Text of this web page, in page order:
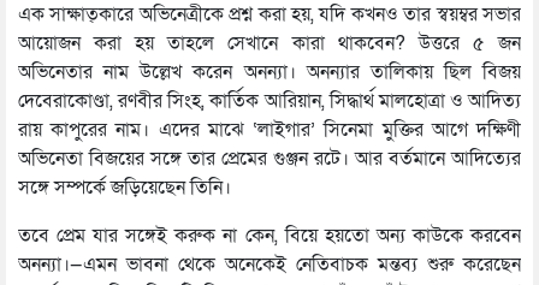
এক সাক্ষাত্কারে অভিনেত্রীকে প্রশ্ন করা হয়, যদি কখনও তার স্বয়ম্বর সভার
আয়োজন করা হয় তাহলে সেখানে কারা থাকবেন? উত্তরে ৫ জন
অভিনেতার নাম উল্লেখ করেন অনন্যা। অনন্যার তালিকায় ছিল বিজয়
দেবেরাকোণ্ডা, রণবীর সিংহ, কার্তিক আরিয়ান, সিদ্ধার্থ মালহোত্রা ও আদিত্য
রায় কাপুরের নাম। এদের মাঝে ‘লাইগার’ সিনেমা মুক্তির আগে দক্ষিণী
অভিনেতা বিজয়ের সঙ্গে তার প্রেমের গুঞ্জন রটে। আর বর্তমানে আদিত্যের
সঙ্গে সম্পর্কে জড়িয়েছেন তিনি।
তবে প্রেম যার সঙ্গেই করুক না কেন, বিয়ে হয়তো অন্য কাউকে করবেন
অনন্যা।—এমন ভাবনা থেকে অনেকেই নেতিবাচক মন্তব্য শুরু করেছেন